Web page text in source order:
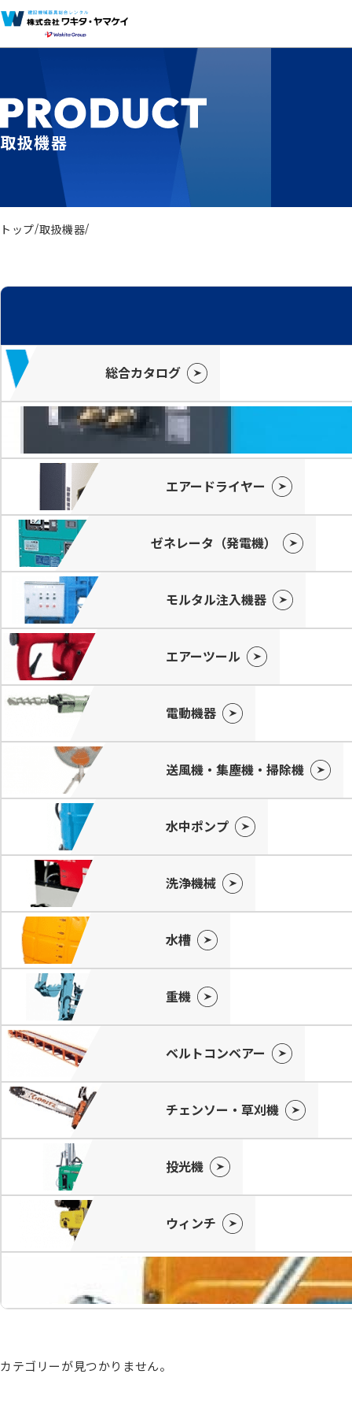
取扱機器
トップ 取扱機器
総合カタログ
エアードライヤー
ゼネレータ（発電機）
モルタル注入機器
エアーツール
電動機器
送風機・集塵機・掃除機
水中ポンプ
洗浄機械
水槽
重機
ベルトコンベアー
チェンソー・草刈機
投光機
ウィンチ
カテゴリーが見つかりません。